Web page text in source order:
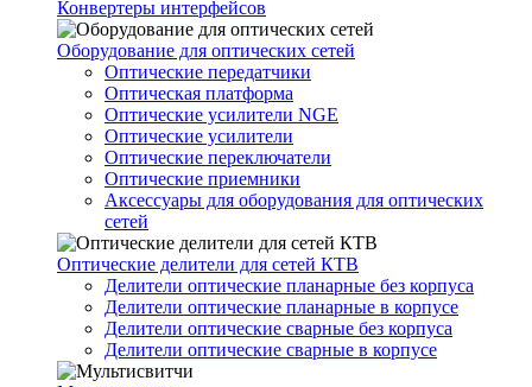
Конвертеры интерфейсов
Оборудование для оптических сетей
Оптические передатчики
Оптическая платформа
Оптические усилители NGE
Оптические усилители
Оптические переключатели
Оптические приемники
Аксессуары для оборудования для оптических
сетей
Оптические делители для сетей КТВ
Делители оптические планарные без корпуса
Делители оптические планарные в корпусе
Делители оптические сварные без корпуса
Делители оптические сварные в корпусе